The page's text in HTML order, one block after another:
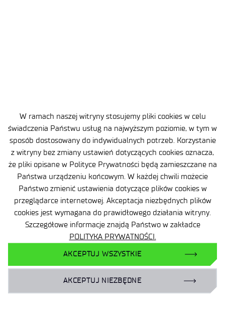
W ramach naszej witryny stosujemy pliki cookies w celu
świadczenia Państwu usług na najwyższym poziomie, w tym w
sposób dostosowany do indywidualnych potrzeb. Korzystanie
z witryny bez zmiany ustawień dotyczących cookies oznacza,
że pliki opisane w Polityce Prywatności będą zamieszczane na
Państwa urządzeniu końcowym. W każdej chwili możecie
Państwo zmienić ustawienia dotyczące plików cookies w
przeglądarce internetowej. Akceptacja niezbędnych plików
cookies jest wymagana do prawidłowego działania witryny.
Szczegółowe informacje znajdą Państwo w zakładce
POLITYKA PRYWATNOŚCI.
AKCEPTUJ WSZYSTKIE
AKCEPTUJ NIEZBĘDNE
Oddział Katowice
Al. W. Korfantego 193 A
40-157 Katowice
Artur Miros
Kierownik Działu ds. Ocen Technicznych
32 258 13 73 wew. 119
605 330 250